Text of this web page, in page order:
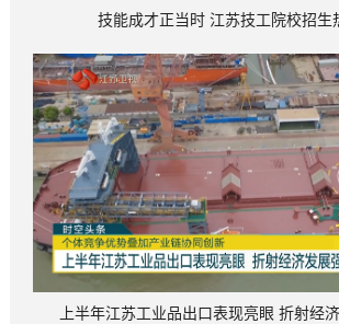
技能成才正当时 江苏技工院校招生
上半年江苏工业品出口表现亮眼 折射经